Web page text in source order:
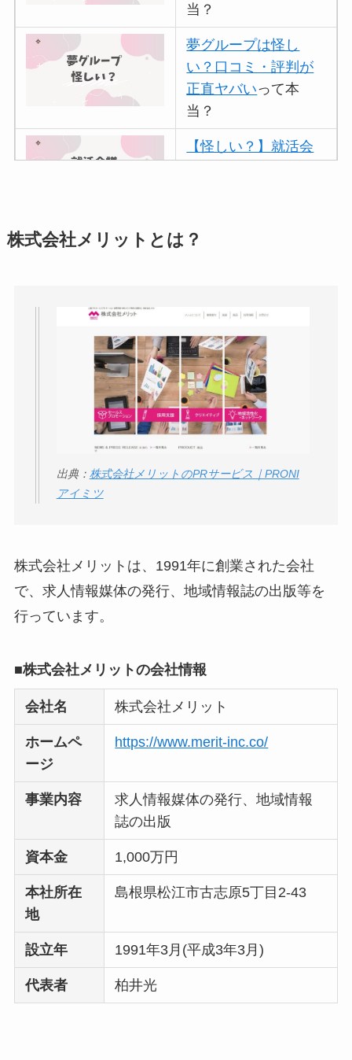
当？
夢グループは怪し
い？口コミ・評判が
正直ヤバいって本
当？
【怪しい？】就活会
アトムクリニックは
【怪しい？】帝国デ
ータバンクの口コ
ミ・評判は実際ど
う？
口コミ・評判
Liteの口コミ・評判は
実際どう？
ミ・評価が正直ヤバ
い って本当？
【怪しい？】株式会
判は実際どう？
いって本当？
株式会社メリットとは？
出典： 株式会社メリットのPRサービス｜PRONI
アイミツ
株式会社メリットは、1991年に創業された会社
で、求人情報媒体の発行、地域情報誌の出版等を
行っています。
■株式会社メリットの会社情報
会社名 株式会社メリット
ホームペ
ージ
https://www.merit-inc.co/
事業内容
求人情報媒体の発行、地域情報
誌の出版
資本金 1,000万円
本社所在
地
島根県松江市古志原5丁目2-43
設立年 1991年3月(平成3年3月)
代表者 柏井光